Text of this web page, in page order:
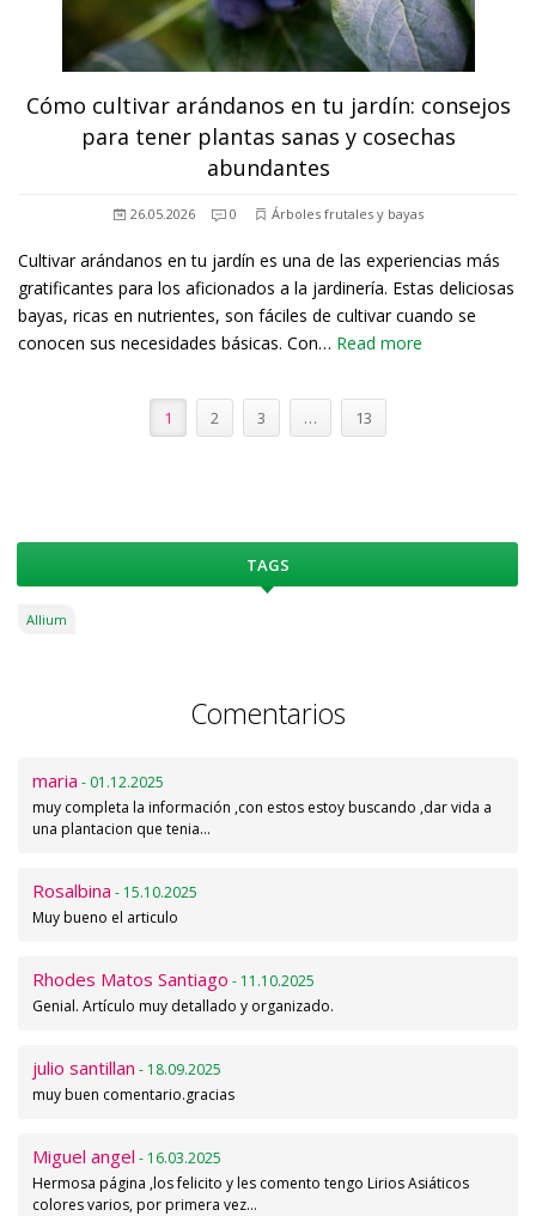
Cómo cultivar arándanos en tu jardín: consejos
para tener plantas sanas y cosechas
abundantes
26.05.2026 0 Árboles frutales y bayas
Cultivar arándanos en tu jardín es una de las experiencias más
gratificantes para los aficionados a la jardinería. Estas deliciosas
bayas, ricas en nutrientes, son fáciles de cultivar cuando se
conocen sus necesidades básicas. Con… Read more
1 2 3 … 13
TAGS
Allium
Comentarios
maria - 01.12.2025
muy completa la información ,con estos estoy buscando ,dar vida a
una plantacion que tenia…
Rosalbina - 15.10.2025
Muy bueno el articulo
Rhodes Matos Santiago - 11.10.2025
Genial. Artículo muy detallado y organizado.
julio santillan - 18.09.2025
muy buen comentario.gracias
Miguel angel - 16.03.2025
Hermosa página ,los felicito y les comento tengo Lirios Asiáticos
colores varios, por primera vez…